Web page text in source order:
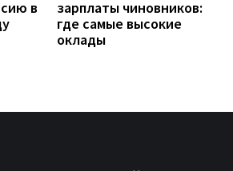
в
зарплаты чиновников:
где самые высокие
оклады